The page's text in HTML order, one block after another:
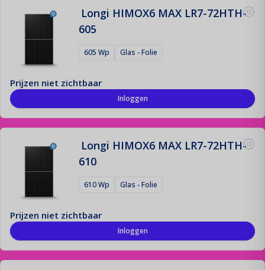
Montage Materiaal
Offerte aanvraag
Registreren
Login
Longi HIMOX6 MAX LR7-72HTH-
605
605 Wp Glas - Folie
Prijzen niet zichtbaar
Inloggen
Longi HIMOX6 MAX LR7-72HTH-
610
610 Wp Glas - Folie
Prijzen niet zichtbaar
Inloggen